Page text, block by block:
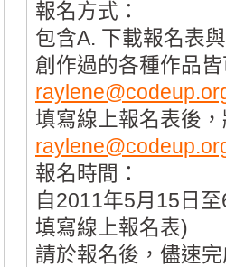
報名方式：
包含A. 下載報名表
創作過的各種作品
填寫線上報名表後
報名時間：
自2011年5月15日
填寫線上報名表)
請於報名後，儘速